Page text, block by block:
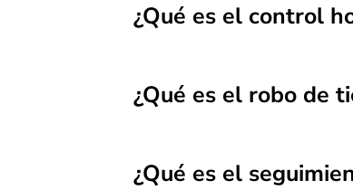
¿Qué es el control
¿Qué es el robo de
¿Qué es el